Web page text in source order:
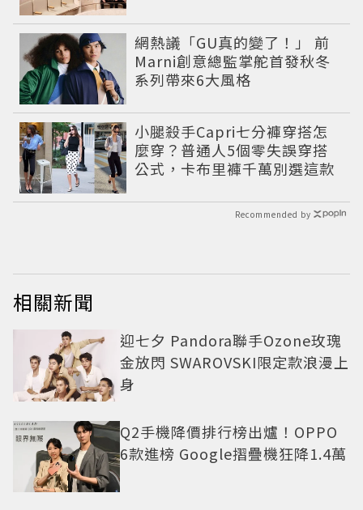
網熱議「GU真的變了！」 前
Marni創意總監掌舵首發秋冬
系列帶來6大風格
小腿殺手Capri七分褲穿搭怎
麼穿？普通人5個零失誤穿搭
公式，卡布里褲千萬別選這款
Recommended by
相關新聞
迎七夕 Pandora聯手Ozone玫瑰
金放閃 SWAROVSKI限定款浪漫上
身
Q2手機降價排行榜出爐！OPPO
6款進榜 Google摺疊機狂降1.4萬